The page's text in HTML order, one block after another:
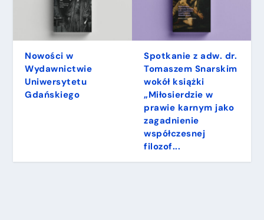
Nowości w
Wydawnictwie
Uniwersytetu
Gdańskiego
Spotkanie z adw. dr.
Tomaszem Snarskim
wokół książki
„Miłosierdzie w
prawie karnym jako
zagadnienie
współczesnej
filozof...